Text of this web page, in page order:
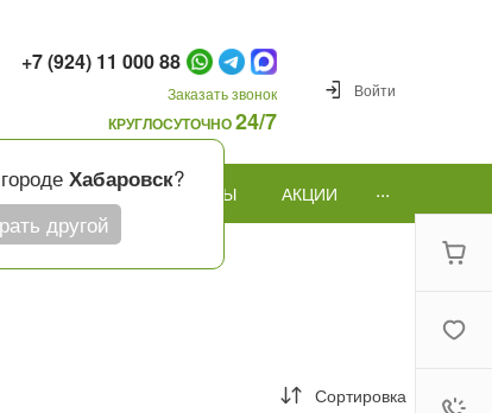
Хабаровск?
другой
+7 (924) 11 000 88
Заказать звонок
КРУГЛОСУТОЧНО24/7
Войти
ПОДАРКИ И ШАРЫ АКЦИИ ...
Сортировка